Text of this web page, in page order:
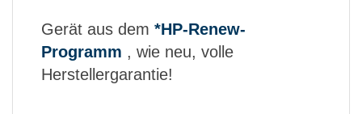
Gerät aus dem *HP-Renew-
Programm , wie neu, volle
Herstellergarantie!